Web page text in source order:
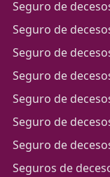
Seguro de
Seguro de
Seguro de
Seguro de
Seguro de
Seguro de
Seguro de
Seguros de